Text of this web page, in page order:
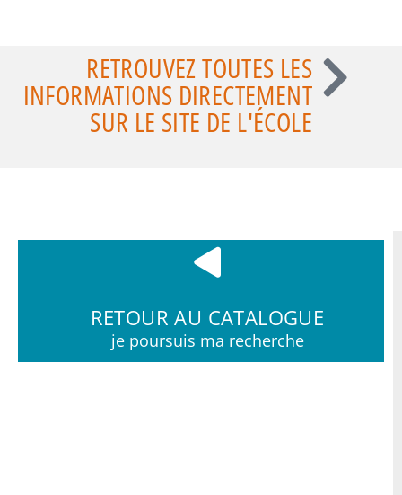
RETROUVEZ TOUTES LES
INFORMATIONS DIRECTEMENT
SUR LE SITE DE L'ÉCOLE
RETOUR AU CATALOGUE
je poursuis ma recherche